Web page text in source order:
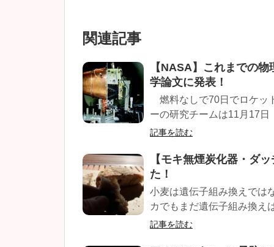
関連記事
【NASA】これまでの
学論文に発表！
燃料なしで70日でロケッ
ーの研究チームは11月17
記事を読む
【モキ無煙炭化器・ダ
た！
小麦は遺伝子組み換えでは
カでもまだ遺伝子組み換え
記事を読む